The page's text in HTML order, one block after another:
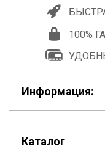
100%
Информация:
F.A.Q
Каталог